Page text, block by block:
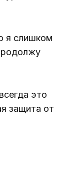
я слишком
это
защита от